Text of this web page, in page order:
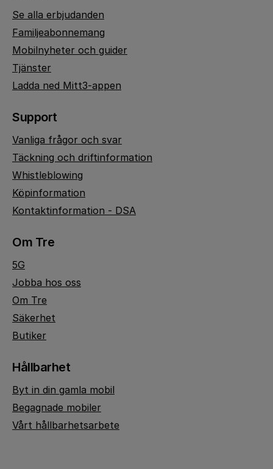
Se alla erbjudanden
Familjeabonnemang
Mobilnyheter och guider
Tjänster
Ladda ned Mitt3-appen
Support
Vanliga frågor och svar
Täckning och driftinformation
Whistleblowing
Köpinformation
Kontaktinformation - DSA
Om Tre
5G
Jobba hos oss
Om Tre
Säkerhet
Butiker
Hållbarhet
Byt in din gamla mobil
Begagnade mobiler
Vårt hållbarhetsarbete